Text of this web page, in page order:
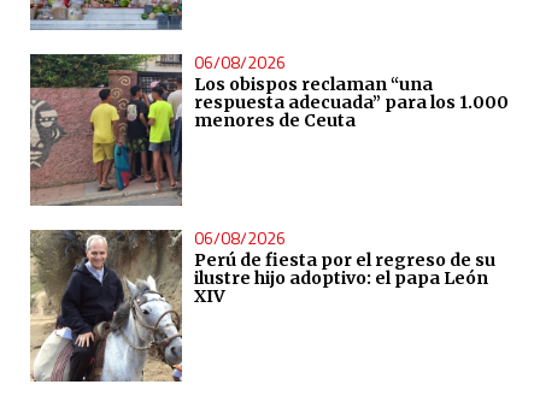
06/08/2026
Los obispos reclaman “una
respuesta adecuada” para los 1.000
menores de Ceuta
06/08/2026
Perú de fiesta por el regreso de su
ilustre hijo adoptivo: el papa León
XIV